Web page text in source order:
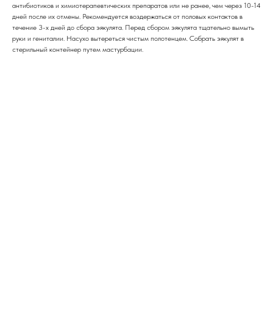
антибиотиков и химиотерапевтических препаратов или не ранее, чем через 10-14
дней после их отмены. Рекомендуется воздержаться от половых контактов в
течение 3-х дней до сбора эякулята. Перед сбором эякулята тщательно вымыть
руки и гениталии. Насухо вытереться чистым полотенцем. Собрать эякулят в
стерильный контейнер путем мастурбации.